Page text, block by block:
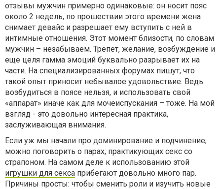
отзывы мужчин примерно одинаковые: он носит пояс
около 2 недель, по прошествии этого времени жена
снимает девайс и разрешает ему вступить с ней в
интимные отношения. Этот момент близости, по словам
мужчин – незабываем. Трепет, желание, возбуждение и
еще целя гамма эмоций буквально разрывает их на
части. На специализированных форумах пишут, что
такой опыт приносит небывалое удовольствие. Ведь
возбудиться в поясе нельзя, и использовать свой
«аппарат» иначе как для мочеиспускания – тоже. На мой
взгляд - это довольно интересная практика,
заслуживающая внимания.
Если уж мы начали про доминирование и подчинение,
можно поговорить о парах, практикующих секс со
страпоном. На самом деле к использованию этой
игрушки для секса прибегают довольно много пар.
Причины просты: чтобы сменить роли и изучить новые